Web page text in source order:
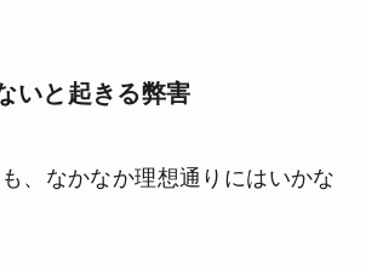
いと起きる弊害
、なかなか理想通りにはいかな